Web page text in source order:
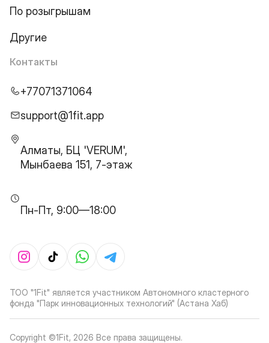
По розыгрышам
Другие
Контакты
+77071371064
support@1fit.app
Алматы, БЦ 'VERUM',
Мынбаева 151, 7-этаж
Пн-Пт, 9:00—18:00
ТОО "1Fit" является участником Автономного кластерного
фонда "Парк инновационных технологий" (Астана Хаб)
Copyright ©1Fit, 2026 Все права защищены.